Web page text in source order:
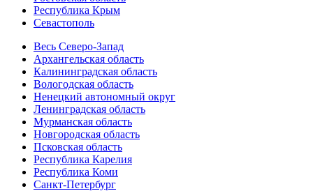
Республика Крым
Севастополь
Весь Северо-Запад
Архангельская область
Калининградская область
Вологодская область
Ненецкий автономный округ
Ленинградская область
Мурманская область
Новгородская область
Псковская область
Республика Карелия
Республика Коми
Санкт-Петербург